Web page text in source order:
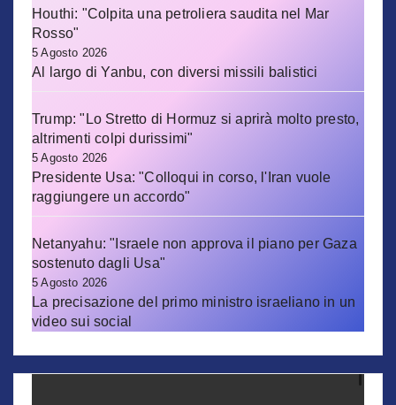
Houthi: "Colpita una petroliera saudita nel Mar
Rosso"
5 Agosto 2026
Al largo di Yanbu, con diversi missili balistici
Trump: "Lo Stretto di Hormuz si aprirà molto presto,
altrimenti colpi durissimi"
5 Agosto 2026
Presidente Usa: "Colloqui in corso, l'Iran vuole
raggiungere un accordo"
Netanyahu: "Israele non approva il piano per Gaza
sostenuto dagli Usa"
5 Agosto 2026
La precisazione del primo ministro israeliano in un
video sui social